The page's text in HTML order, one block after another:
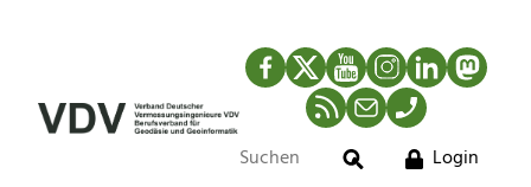
Facebook
TwitterYouTubeInstagram
LinkedIn
RSS-Newsfeed
MailTelefon
Suche
Login